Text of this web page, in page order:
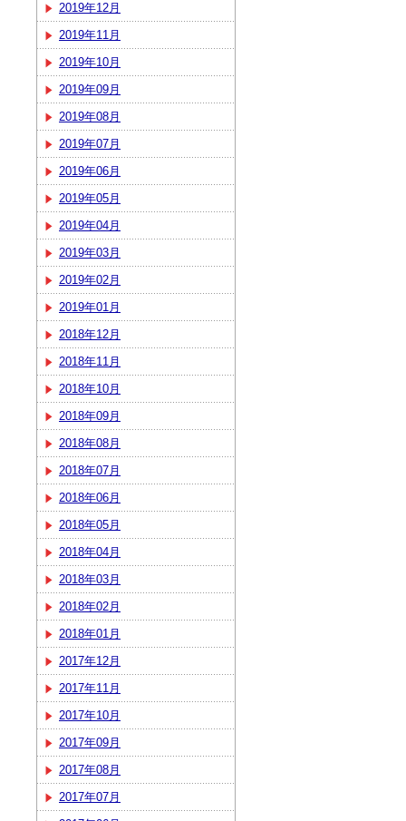
2019年12月
2019年11月
2019年10月
2019年09月
2019年08月
2019年07月
2019年06月
2019年05月
2019年04月
2019年03月
2019年02月
2019年01月
2018年12月
2018年11月
2018年10月
2018年09月
2018年08月
2018年07月
2018年06月
2018年05月
2018年04月
2018年03月
2018年02月
2018年01月
2017年12月
2017年11月
2017年10月
2017年09月
2017年08月
2017年07月